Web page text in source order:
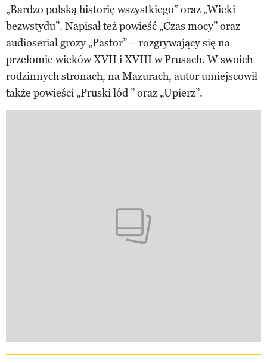
„Bardzo polską historię wszystkiego” oraz „Wieki
bezwstydu”. Napisał też powieść „Czas mocy” oraz
audioserial grozy „Pastor” – rozgrywający się na
przełomie wieków XVII i XVIII w Prusach. W swoich
rodzinnych stronach, na Mazurach, autor umiejscowił
także powieści „Pruski lód ” oraz „Upierz”.